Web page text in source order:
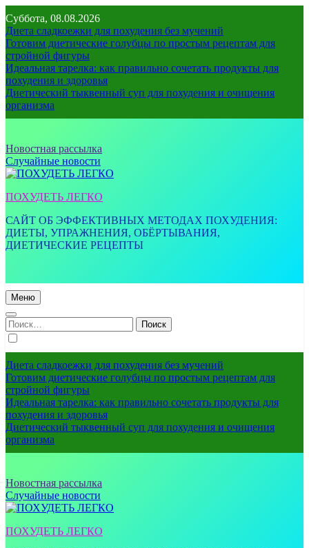
к
содержимому
Суббота, 08.08.2026
Диета сладкоежки для похудения без мучений
Готовим диетические голубцы по простым рецептам для
стройной фигуры
Идеальная тарелка: как правильно сочетать продукты для
похудения и здоровья
Диетический тыквенный суп для похудения и очищения
организма
Новостная рассылка
Случайные новости
ПОХУДЕТЬ ЛЕГКО
САЙТ ОБ ЭФФЕКТИВНЫХ МЕТОДАХ ПОХУДЕНИЯ:
ДИЕТЫ, УПРАЖНЕНИЯ, ОБЁРТЫВАНИЯ,
ДИЕТИЧЕСКИЕ РЕЦЕПТЫ
Меню
Найти:
Диета сладкоежки для похудения без мучений
Готовим диетические голубцы по простым рецептам для
стройной фигуры
Идеальная тарелка: как правильно сочетать продукты для
похудения и здоровья
Диетический тыквенный суп для похудения и очищения
организма
Новостная рассылка
Случайные новости
ПОХУДЕТЬ ЛЕГКО